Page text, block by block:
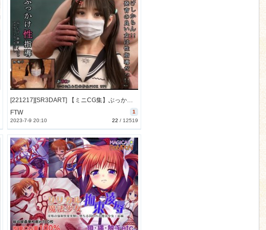
[221217][SR3DART] 【ミニCG集】ぶっかけ性指導 [65M] [RJ01000446]
1
FTW
22 / 12519
2023-7-9 20:10